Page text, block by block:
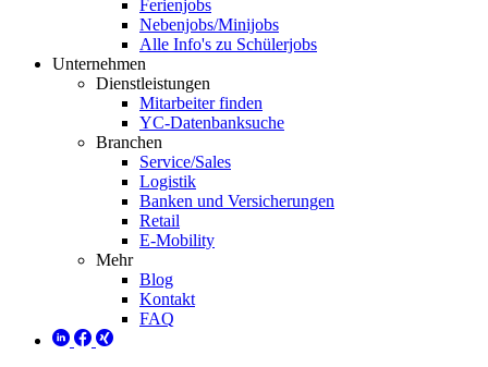
Ferienjobs
Nebenjobs/Minijobs
Alle Info's zu Schülerjobs
Unternehmen
Dienstleistungen
Mitarbeiter finden
YC-Datenbanksuche
Branchen
Service/Sales
Logistik
Banken und Versicherungen
Retail
E-Mobility
Mehr
Blog
Kontakt
FAQ